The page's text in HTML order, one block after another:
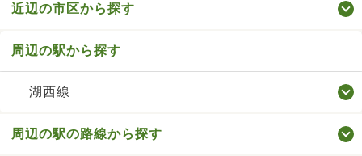
近辺の市区から探す
周辺の駅から探す
湖西線
周辺の駅の路線から探す